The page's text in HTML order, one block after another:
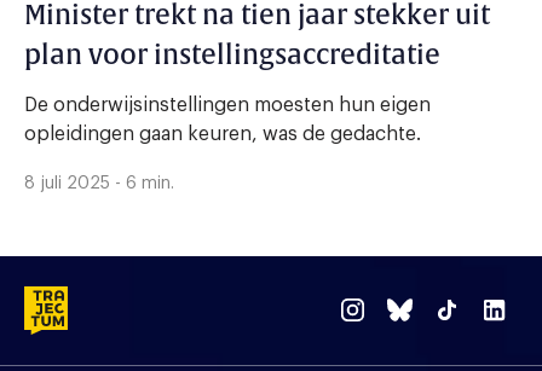
Minister trekt na tien jaar stekker uit
plan voor instellingsaccreditatie
De onderwijsinstellingen moesten hun eigen
opleidingen gaan keuren, was de gedachte.
8 juli 2025 - 6 min.